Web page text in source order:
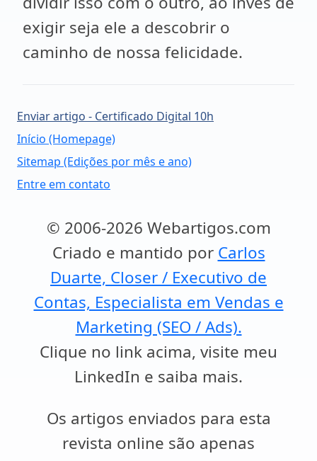
exigir seja ele a descobrir o
caminho de nossa felicidade.
Enviar artigo - Certificado Digital 10h
Início (Homepage)
Sitemap (Edições por mês e ano)
Entre em contato
© 2006-2026 Webartigos.com
Criado e mantido por Carlos
Duarte, Closer / Executivo de
Contas, Especialista em Vendas e
Marketing (SEO / Ads).
Clique no link acima, visite meu
LinkedIn e saiba mais.
Os artigos enviados para esta
revista online são apenas